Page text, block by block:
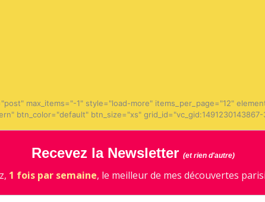
max_items="-1" style="load-more" items_per_page="12"
btn_color="default" btn_size="xs"